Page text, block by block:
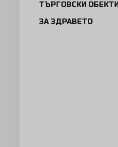
ТЪРГОВСКИ ОБЕКТИ
ЗА ЗДРАВЕТО